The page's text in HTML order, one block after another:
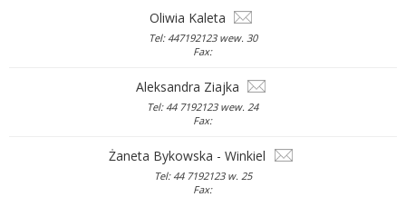
Oliwia Kaleta
Tel: 447192123 wew. 30
Fax:
Aleksandra Ziajka
Tel: 44 7192123 wew. 24
Fax:
Żaneta Bykowska - Winkiel
Tel: 44 7192123 w. 25
Fax: